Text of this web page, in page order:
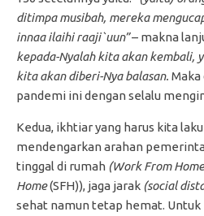
ditimpa musibah, mereka
innaa ilaihi raaji`uun”– makna
kepada-Nyalah kita akan kembali,
kita akan diberi-Nya balasan.
pandemi ini dengan selalu
Kedua, ikhtiar yang harus kita
mendengarkan arahan
tinggal di rumah (Work From
Home(SFH)), jaga jarak (social
sehat namun tetap hemat.